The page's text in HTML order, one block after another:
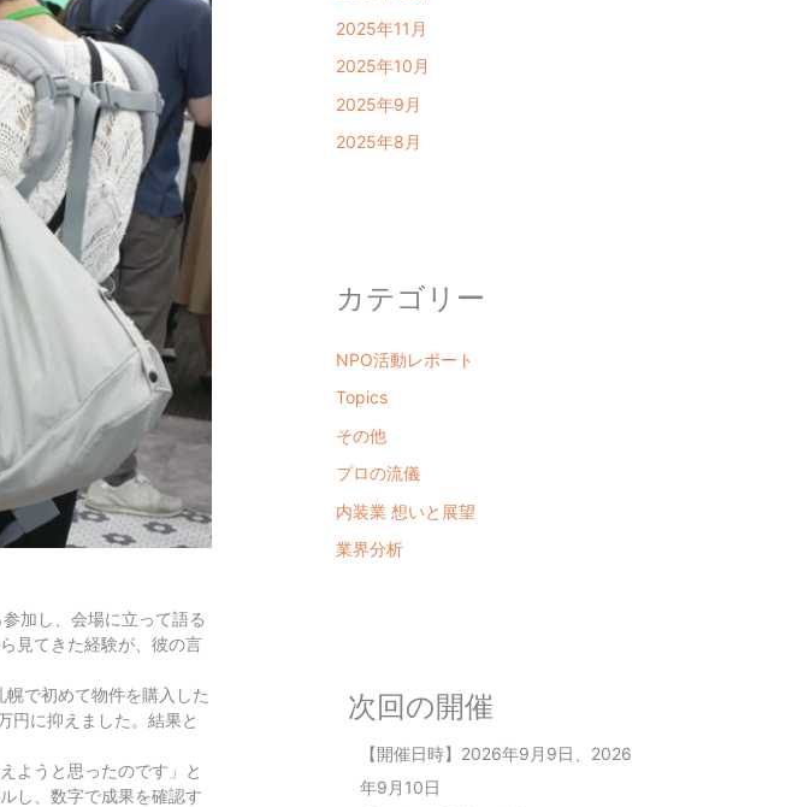
加し、会場に立って語る
見てきた経験が、彼の言
で初めて物件を購入した
円に抑えました。結果と
ようと思ったのです」と
し、数字で成果を確認す
2025年11月
2025年10月
2025年9月
2025年8月
カテゴリー
NPO活動レポート
Topics
その他
プロの流儀
内装業 想いと展望
業界分析
次回の開催
【開催日時】2026年9月9日、2026
年9月10日